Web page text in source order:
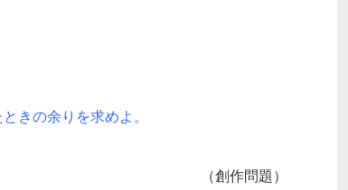
きの余りを求めよ。
（創作問題）